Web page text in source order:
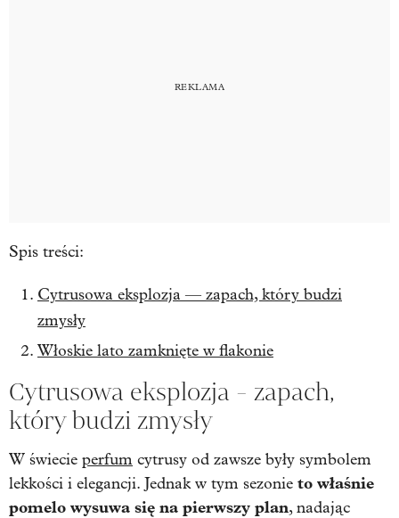
Spis treści:
Cytrusowa eksplozja — zapach, który budzi
zmysły
Włoskie lato zamknięte w flakonie
Cytrusowa eksplozja - zapach,
który budzi zmysły
W świecie perfum cytrusy od zawsze były symbolem
lekkości i elegancji. Jednak w tym sezonie to właśnie
pomelo wysuwa się na pierwszy plan, nadając